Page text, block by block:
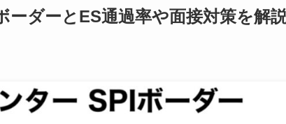
ダーとES通過率や面接対策を解